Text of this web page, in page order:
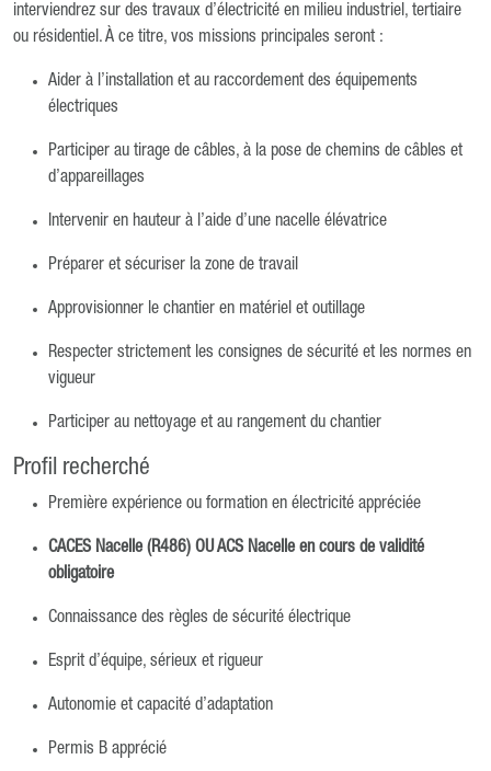
interviendrez sur des travaux d’électricité en milieu industriel, tertiaire
ou résidentiel. À ce titre, vos missions principales seront :
Aider à l’installation et au raccordement des équipements
électriques
Participer au tirage de câbles, à la pose de chemins de câbles et
d’appareillages
Intervenir en hauteur à l’aide d’une nacelle élévatrice
Préparer et sécuriser la zone de travail
Approvisionner le chantier en matériel et outillage
Respecter strictement les consignes de sécurité et les normes en
vigueur
Participer au nettoyage et au rangement du chantier
Profil recherché
Première expérience ou formation en électricité appréciée
CACES Nacelle (R486) OU ACS Nacelle en cours de validité
obligatoire
Connaissance des règles de sécurité électrique
Esprit d’équipe, sérieux et rigueur
Autonomie et capacité d’adaptation
Permis B apprécié